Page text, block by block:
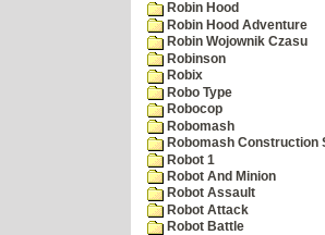
Robin Hood
Robin Hood Adventure
Robin Wojownik Czasu
Robinson
Robix
Robo Type
Robocop
Robomash
Robomash Construction
Robot 1
Robot And Minion
Robot Assault
Robot Attack
Robot Battle